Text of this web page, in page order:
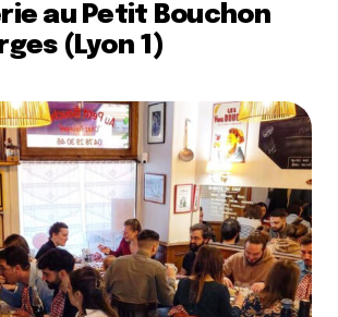
au Petit Bouchon
(Lyon 1)